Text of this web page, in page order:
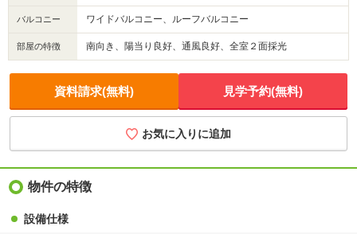
バルコニー ワイドバルコニー、ルーフバルコニー
部屋の特徴 南向き、陽当り良好、通風良好、全室２面採光
資料請求(無料) 見学予約(無料)
お気に入りに追加
物件の特徴
設備仕様